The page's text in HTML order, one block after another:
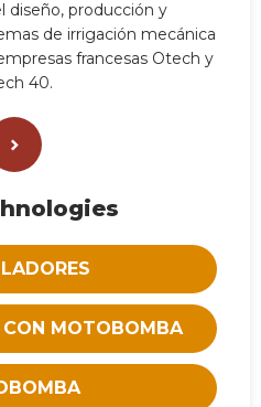
diseño, producción y
de irrigación mecánica
francesas Otech y
40.
CON MOTOBOMBA